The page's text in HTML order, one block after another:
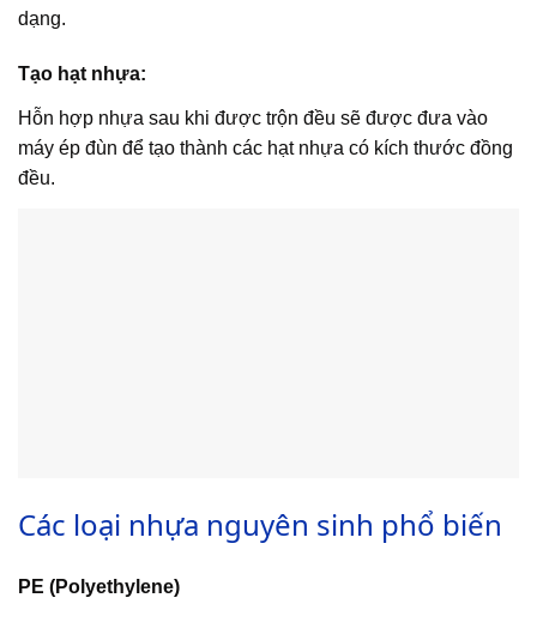
dạng.
Tạo hạt nhựa:
Hỗn hợp nhựa sau khi được trộn đều sẽ được đưa vào
máy ép đùn để tạo thành các hạt nhựa có kích thước đồng
đều.
Các loại nhựa nguyên sinh phổ biến
PE (Polyethylene)